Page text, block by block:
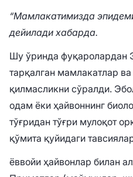
“Мамлакатимизда
дейилади хабарда.
Шу ўринда фуқаролардан
тарқалган мамлакатлар
қилмасликни сўралди.
одам ёки ҳайвоннинг
тўғридан тўғри мулоқот
қўмита қуйидаги
ёввойи ҳайвонлар билан